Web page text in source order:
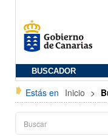
BUSCADOR
Estás en Inicio >